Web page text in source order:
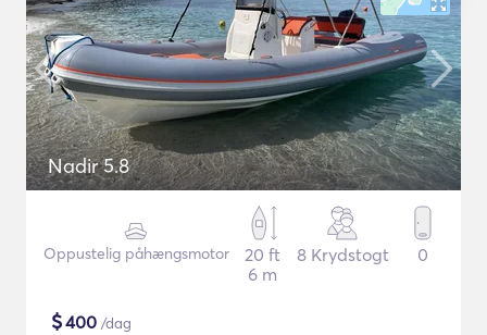
Nadir 5.8
Oppustelig påhængsmotor
20 ft
6 m
8 Krydstogt 0
$400 /dag